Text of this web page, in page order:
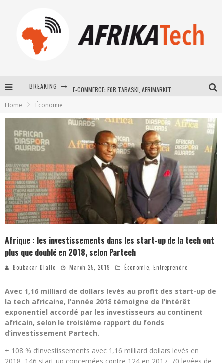
BREAKING
New to online sports betting? Consider These Tips to Play Your First Online Sports Betting Successfully
How Technology Has Changed Sports
Home Économie
Afrique : les investissements dans les start-up de la tech ont
plus que doublé en 2018, selon Partech
Boubacar Diallo March 25, 2019 Économie Entreprendre
Avec 1,16 milliard de dollars levés au profit des start-up de
la tech africaine, l’année 2018 témoigne de l’intérêt
exponentiel accordé par les investisseurs au continent
africain, selon le troisième rapport du fonds
d’investissement Partech.
+ 108 % d’investissements avec 1,16 milliard dollars levés en
2018, 146 start-up concernées contre 124 en 2017, 70 levées de